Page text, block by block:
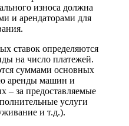
износа должна
и арендаторами для
ставок определяются
на число платежей.
суммами основных
аренды машин и
– за предоставляемые
услуги
и т.д.).